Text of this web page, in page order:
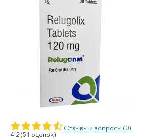
4.2 (51 оценок)
Отзывы и вопросы (0)